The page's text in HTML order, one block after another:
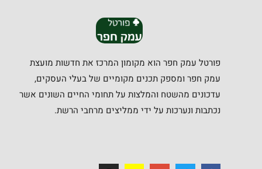
פורטל עמק חפר הוא מקומון המרכז את חדשות מועצת
עמק חפר ומספק תכנים מקומיים של בעלי העסקים,
עדכונים מהשטח והמלצות על תחומי החיים השונים אשר
נכתבות ונערכות על ידי ממליצים מרחבי הרשת.